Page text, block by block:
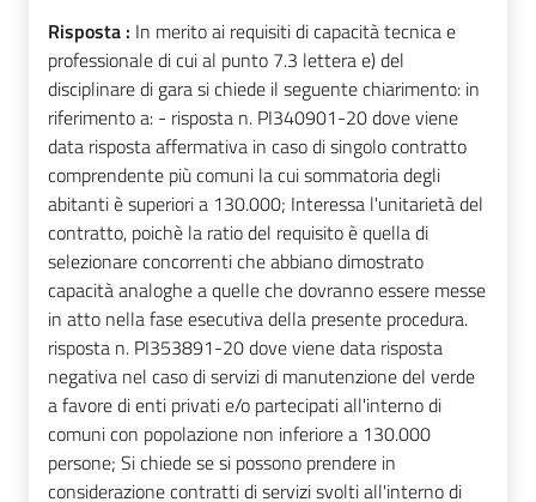
Risposta : In merito ai requisiti di capacità tecnica e
professionale di cui al punto 7.3 lettera e) del
disciplinare di gara si chiede il seguente chiarimento: in
riferimento a: - risposta n. PI340901-20 dove viene
data risposta affermativa in caso di singolo contratto
comprendente più comuni la cui sommatoria degli
abitanti è superiori a 130.000; Interessa l'unitarietà del
contratto, poichè la ratio del requisito è quella di
selezionare concorrenti che abbiano dimostrato
capacità analoghe a quelle che dovranno essere messe
in atto nella fase esecutiva della presente procedura.
risposta n. PI353891-20 dove viene data risposta
negativa nel caso di servizi di manutenzione del verde
a favore di enti privati e/o partecipati all'interno di
comuni con popolazione non inferiore a 130.000
persone; Si chiede se si possono prendere in
considerazione contratti di servizi svolti all'interno di